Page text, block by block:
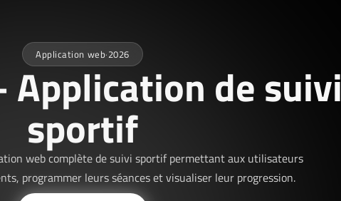
Application web·2026
de suivi
sportif
web complète de suivi sportif permettant aux utilisateurs
programmer leurs séances et visualiser leur progression.